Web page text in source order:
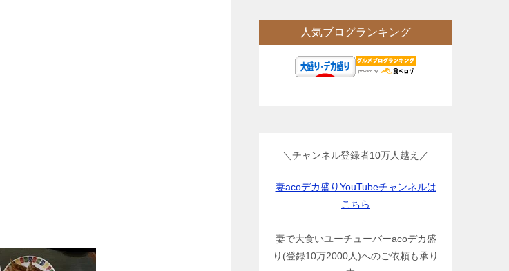
人気ブログランキング
＼チャンネル登録者10万人越え／
妻acoデカ盛りYouTubeチャンネルは
こちら
妻で大食いユーチューバーacoデカ盛
り(登録10万2000人)へのご依頼も承り